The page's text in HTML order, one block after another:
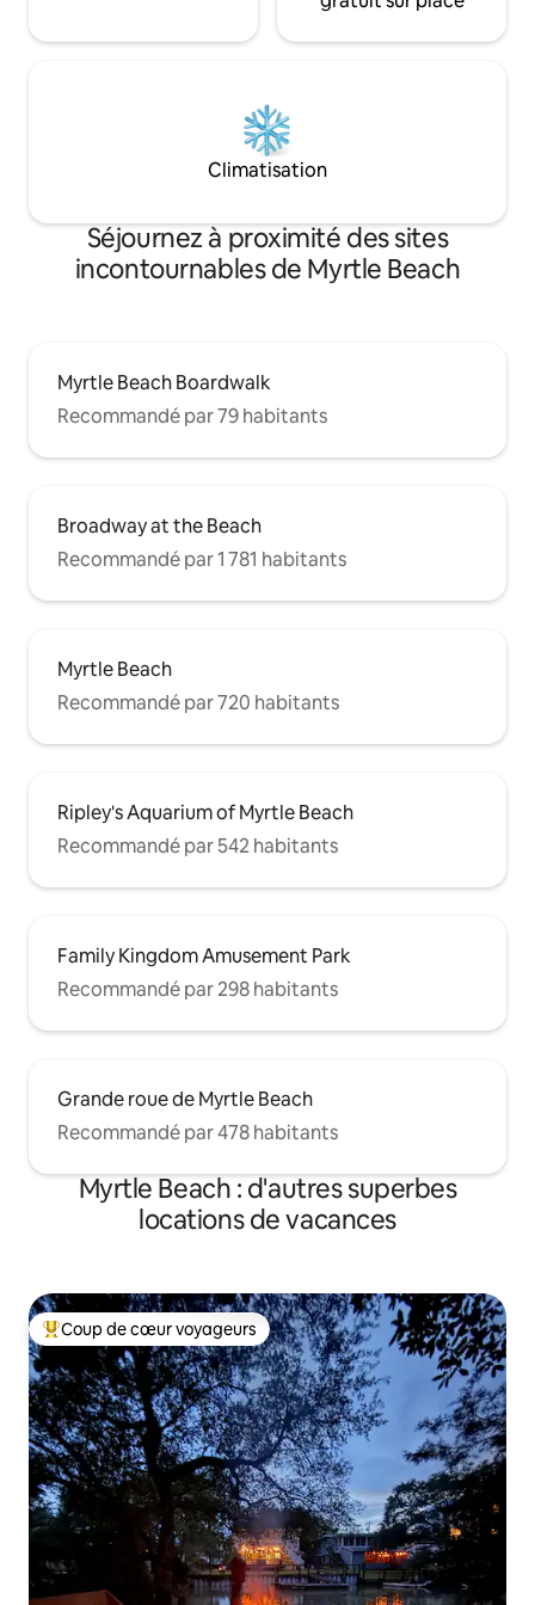
Climatisation
Séjournez à proximité des sites
incontournables de Myrtle Beach
Myrtle Beach Boardwalk
Recommandé par 79 habitants
Broadway at the Beach
Recommandé par 1 781 habitants
Myrtle Beach
Recommandé par 720 habitants
Ripley's Aquarium of Myrtle Beach
Recommandé par 542 habitants
Family Kingdom Amusement Park
Recommandé par 298 habitants
Grande roue de Myrtle Beach
Recommandé par 478 habitants
Myrtle Beach : d'autres superbes
locations de vacances
Coups de cœur voyageurs les plus appréciés
Coup de cœur voyageurs